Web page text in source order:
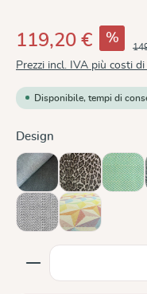
119,20 € %
Prezzi incl. IVA più costi
Disponibile, tempi di
Seleziona
Design
Doubleface Anthracite
Leo
Silver Zephyr
Quantità del